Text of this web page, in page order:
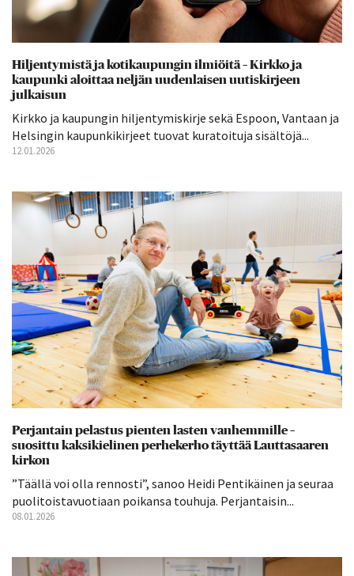
Hiljentymistä ja kotikaupungin ilmiöitä – Kirkko ja
kaupunki aloittaa neljän uudenlaisen uutiskirjeen
julkaisun
Kirkko ja kaupungin hiljentymiskirje sekä Espoon, Vantaan ja
Helsingin kaupunkikirjeet tuovat kuratoituja sisältöjä...
12.01.2026
Perjantain pelastus pienten lasten vanhemmille –
suosittu kaksikielinen perhekerho täyttää Lauttasaaren
kirkon
”Täällä voi olla rennosti”, sanoo Heidi Pentikäinen ja seuraa
puolitoistavuotiaan poikansa touhuja. Perjantaisin...
08.01.2026